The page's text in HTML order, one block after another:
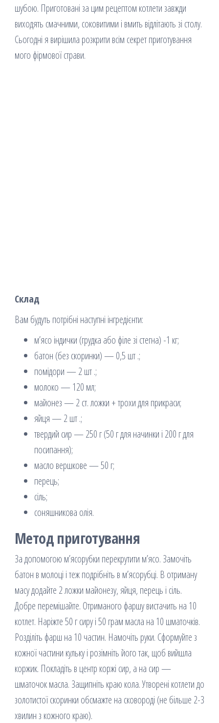
шубою. Приготовані за цим рецептом котлети завжди
виходять смачними, соковитими і вмить відлітають зі столу.
Сьогодні я вирішила розкрити всім секрет приготування
мого фірмової страви.
Склад
Вам будуть потрібні наступні інгредієнти:
м’ясо індички (грудка або філе зі стегна) -1 кг;
батон (без скоринки) — 0,5 шт .;
помідори — 2 шт .;
молоко — 120 мл;
майонез — 2 ст. ложки + трохи для прикраси;
яйця — 2 шт .;
твердий сир — 250 г (50 г для начинки і 200 г для
посипання);
масло вершкове — 50 г;
перець;
сіль;
соняшникова олія.
Метод приготування
За допомогою м’ясорубки перекрутити м’ясо. Замочіть
батон в молоці і теж подрібніть в м’ясорубці. В отриману
масу додайте 2 ложки майонезу, яйця, перець і сіль.
Добре перемішайте. Отриманого фаршу вистачить на 10
котлет. Наріжте 50 г сиру і 50 грам масла на 10 шматочків.
Розділіть фарш на 10 частин. Намочіть руки. Сформуйте з
кожної частини кульку і розімніть його так, щоб вийшла
коржик. Покладіть в центр коржі сир, а на сир —
шматочок масла. Защипніть краю кола. Утворені котлети до
золотистої скоринки обсмажте на сковороді (не більше 2-3
хвилин з кожного краю).